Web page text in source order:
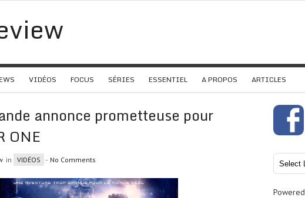
VIDÉOS FOCUS SÉRIES ESSENTIEL A PROPOS ARTICLES
annonce prometteuse pour
ONE
in VIDÉOS - No Comments